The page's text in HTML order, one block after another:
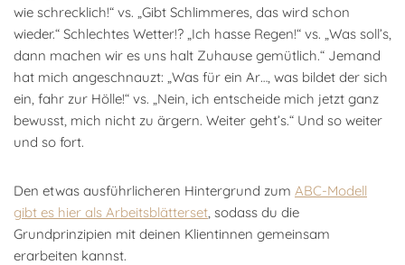
wie schrecklich!“ vs. „Gibt Schlimmeres, das wird schon
wieder.“ Schlechtes Wetter!? „Ich hasse Regen!“ vs. „Was soll’s,
dann machen wir es uns halt Zuhause gemütlich.“ Jemand
hat mich angeschnauzt: „Was für ein Ar…, was bildet der sich
ein, fahr zur Hölle!“ vs. „Nein, ich entscheide mich jetzt ganz
bewusst, mich nicht zu ärgern. Weiter geht’s.“ Und so weiter
und so fort.
Den etwas ausführlicheren Hintergrund zum ABC-Modell
gibt es hier als Arbeitsblätterset, sodass du die
Grundprinzipien mit deinen Klientinnen gemeinsam
erarbeiten kannst.